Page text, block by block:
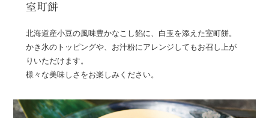
室町餅
北海道産小豆の風味豊かなこし餡に、白玉を添えた室町餅。
かき氷のトッピングや、お汁粉にアレンジしてもお召し上が
りいただけます。
様々な美味しさをお楽しみください。